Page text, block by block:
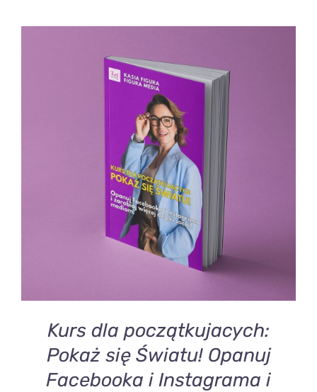
DODAJ DO KOSZYKA
Kurs dla początkujacych:
Pokaż się Światu! Opanuj
Facebooka i Instagrama i